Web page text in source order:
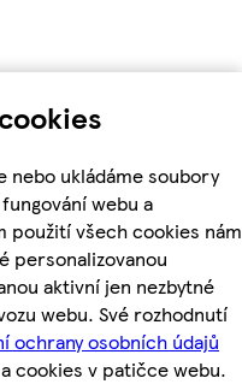
nebo ukládáme soubory
webu a
použití všech cookies nám
personalizovanou
aktivní jen nezbytné
webu. Své rozhodnutí
ochrany osobních údajů
cookies v patičce webu.